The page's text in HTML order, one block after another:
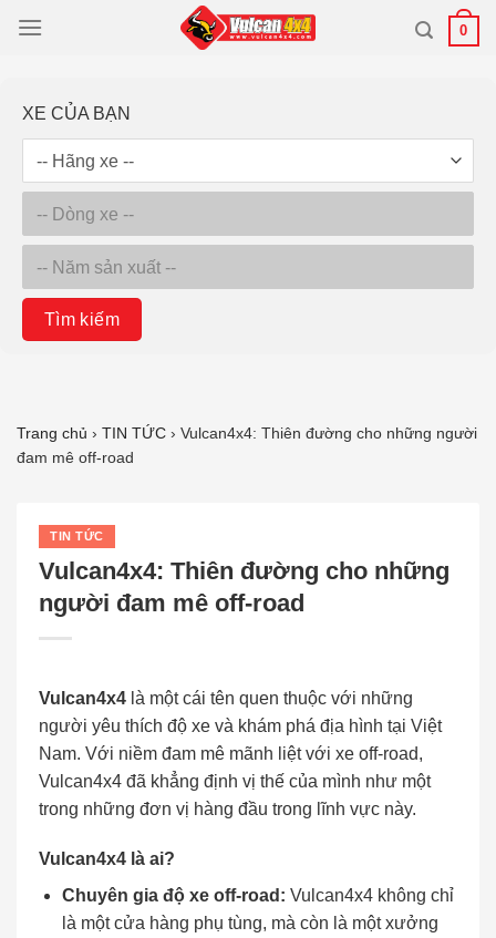
qua
0
XE CỦA BẠN
Tìm kiếm
Trang chủ › TIN TỨC › Vulcan4x4: Thiên đường cho những người
đam mê off-road
TIN TỨC
Vulcan4x4: Thiên đường cho những
người đam mê off-road
Vulcan4x4 là một cái tên quen thuộc với những
người yêu thích độ xe và khám phá địa hình tại Việt
Nam. Với niềm đam mê mãnh liệt với xe off-road,
Vulcan4x4 đã khẳng định vị thế của mình như một
trong những đơn vị hàng đầu trong lĩnh vực này.
Vulcan4x4 là ai?
Chuyên gia độ xe off-road: Vulcan4x4 không chỉ
là một cửa hàng phụ tùng, mà còn là một xưởng